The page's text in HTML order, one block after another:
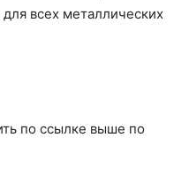
всех металлических
по ссылке выше по